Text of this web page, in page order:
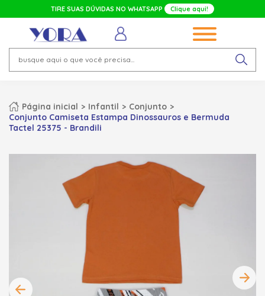
TIRE SUAS DÚVIDAS NO WHATSAPP Clique aqui!
Página inicial Infantil
Conjunto
Conjunto Camiseta Estampa Dinossauros e Bermuda
Tactel 25375 - Brandili